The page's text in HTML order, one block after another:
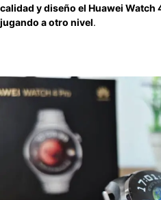
calidad y diseño el Huawei Watch
jugando a otro nivel.